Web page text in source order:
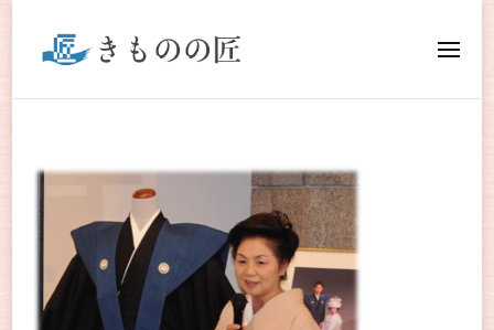
きものの匠
きもののプロが集まる“古河和装”と、現役の職人がしっかりと